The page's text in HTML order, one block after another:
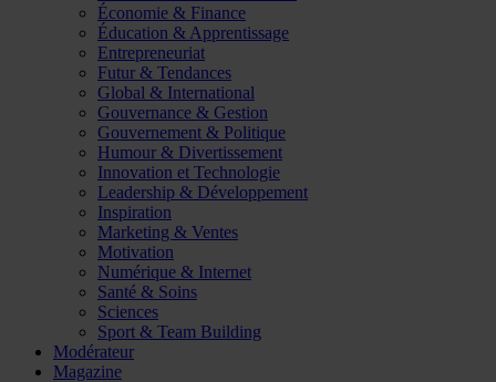
Économie & Finance
Éducation & Apprentissage
Entrepreneuriat
Futur & Tendances
Global & International
Gouvernance & Gestion
Gouvernement & Politique
Humour & Divertissement
Innovation et Technologie
Leadership & Développement
Inspiration
Marketing & Ventes
Motivation
Numérique & Internet
Santé & Soins
Sciences
Sport & Team Building
Modérateur
Magazine